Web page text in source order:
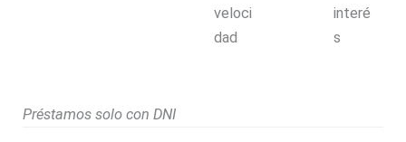
veloci
dad
interé
s
Préstamos solo con DNI